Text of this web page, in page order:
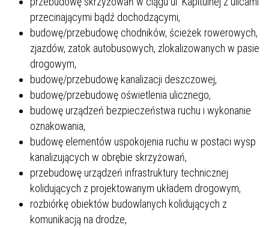
przecinającymi bądź dochodzącymi,
budowę/przebudowę chodników, ścieżek rowerowych,
zjazdów, zatok autobusowych, zlokalizowanych w pasie
drogowym,
budowę/przebudowę kanalizacji deszczowej,
budowę/przebudowę oświetlenia ulicznego,
budowę urządzeń bezpieczeństwa ruchu i wykonanie
oznakowania,
budowę elementów uspokojenia ruchu w postaci wysp
kanalizujących w obrębie skrzyżowań,
przebudowę urządzeń infrastruktury technicznej
kolidujących z projektowanym układem drogowym,
rozbiórkę obiektów budowlanych kolidujących z
komunikacją na drodze,